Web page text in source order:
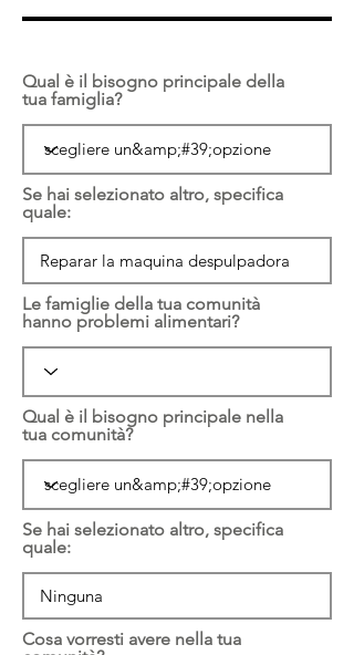
Qual è il bisogno principale della
tua famiglia?
Se hai selezionato altro, specifica
quale:
Le famiglie della tua comunità
hanno problemi alimentari?
Qual è il bisogno principale nella
tua comunità?
Se hai selezionato altro, specifica
quale:
Cosa vorresti avere nella tua